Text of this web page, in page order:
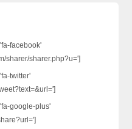
facebook'
sharer/sharer.php?u=']
twitter'
google-plus'